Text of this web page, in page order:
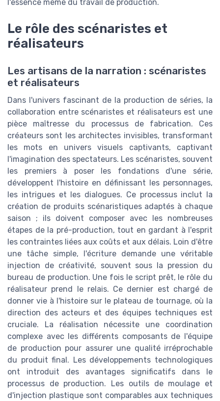
l'essence même du travail de production.
Le rôle des scénaristes et
réalisateurs
Les artisans de la narration : scénaristes
et réalisateurs
Dans l'univers fascinant de la production de séries, la
collaboration entre scénaristes et réalisateurs est une
pièce maîtresse du processus de fabrication. Ces
créateurs sont les architectes invisibles, transformant
les mots en univers visuels captivants, captivant
l'imagination des spectateurs. Les scénaristes, souvent
les premiers à poser les fondations d'une série,
développent l'histoire en définissant les personnages,
les intrigues et les dialogues. Ce processus inclut la
création de produits scénaristiques adaptés à chaque
saison ; ils doivent composer avec les nombreuses
étapes de la pré-production, tout en gardant à l'esprit
les contraintes liées aux coûts et aux délais. Loin d'être
une tâche simple, l'écriture demande une véritable
injection de créativité, souvent sous la pression du
bureau de production. Une fois le script prêt, le rôle du
réalisateur prend le relais. Ce dernier est chargé de
donner vie à l'histoire sur le plateau de tournage, où la
direction des acteurs et des équipes techniques est
cruciale. La réalisation nécessite une coordination
complexe avec les différents composants de l'équipe
de production pour assurer une qualité irréprochable
du produit final. Les développements technologiques
ont introduit des avantages significatifs dans le
processus de production. Les outils de moulage et
d'injection plastique sont comparables aux techniques